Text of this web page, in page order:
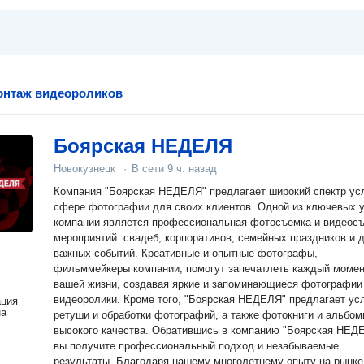
видеороликов
Боярская НЕДЕЛЯ
Новокузнецк · В сети 9 ч. назад
Компания "Боярская НЕДЕЛЯ" предлагает широкий спектр
сфере фотографии для своих клиентов. Одной из ключевых
компании является профессиональная фотосъемка и
мероприятий: свадеб, корпоративов, семейных праздников и
важных событий. Креативные и опытные фотографы,
фильммейкеры компании, помогут запечатлеть каждый
вашей жизни, создавая яркие и запоминающиеся
видеоролики. Кроме того, "Боярская НЕДЕЛЯ" предлагает
ретуши и обработки фотографий, а также фотокниги и
высокого качества. Обратившись в компанию "Боярская
вы получите профессиональный подход и незабываемые
результаты. Благодаря нашему многолетнему опыту на